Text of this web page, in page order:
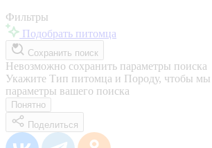
Фильтры
Подобрать питомца
Сохранить поиск
Невозможно сохранить параметры поиска
Укажите Тип питомца и Породу, чтобы мы
параметры вашего поиска
Понятно
Поделиться